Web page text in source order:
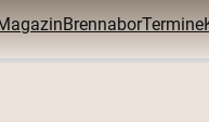
BrennaborTermine